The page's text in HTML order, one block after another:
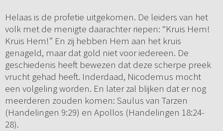
Helaas is de profetie uitgekomen. De leiders van het
volk met de menigte daarachter riepen: “Kruis Hem!
Kruis Hem!” En zij hebben Hem aan het kruis
genageld, maar dat gold niet voor iedereen. De
geschiedenis heeft bewezen dat deze scherpe preek
vrucht gehad heeft. Inderdaad, Nicodemus mocht
een volgeling worden. En later zal blijken dat er nog
meerderen zouden komen: Saulus van Tarzen
(Handelingen 9:29) en Apollos (Handelingen 18:24-
28).